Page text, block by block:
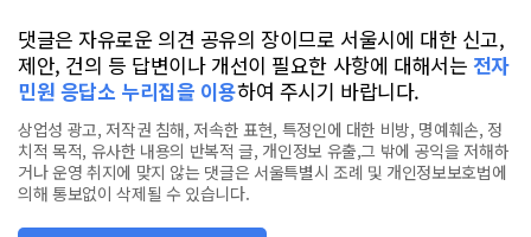
댓글은 자유로운 의견 공유의 장이므로 서울시에 대한 신고,
제안, 건의 등 답변이나 개선이 필요한 사항에 대해서는 전자
민원 응답소 누리집을 이용하여 주시기 바랍니다.
상업성 광고, 저작권 침해, 저속한 표현, 특정인에 대한 비방, 명예훼손, 정
치적 목적, 유사한 내용의 반복적 글, 개인정보 유출,그 밖에 공익을 저해하
거나 운영 취지에 맞지 않는 댓글은 서울특별시 조례 및 개인정보보호법에
의해 통보없이 삭제될 수 있습니다.